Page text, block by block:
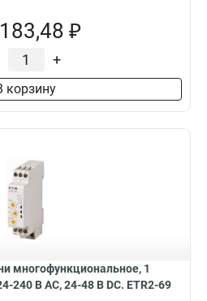
₽
+
корзину
многофункциональное, 1
240 В АС, 24-48 В DC. ETR2-69